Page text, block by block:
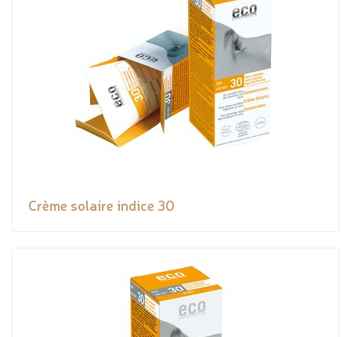
Crème solaire indice 30